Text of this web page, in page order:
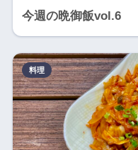
今週の晩御飯vol.6
料理